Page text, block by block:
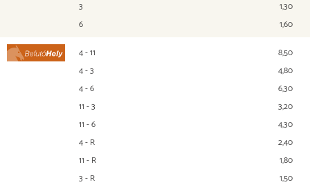
3
1,30
6
1,60
Befutó Hely 4 - 11
8,50
4 - 3
4,80
4 - 6
6,30
11 - 3
3,20
11 - 6
4,30
4 - R
2,40
11 - R
1,80
3 - R
1,50